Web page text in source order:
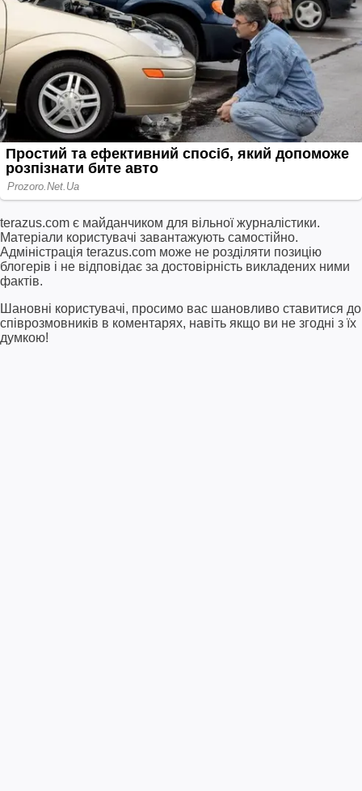
terazus.com є майданчиком для вільної журналістики.
Матеріали користувачі завантажують самостійно.
Адміністрація terazus.com може не розділяти позицію
блогерів і не відповідає за достовірність викладених ними
фактів.
Шановні користувачі, просимо вас шановливо ставитися до
співрозмовників в коментарях, навіть якщо ви не згодні з їх
думкою!